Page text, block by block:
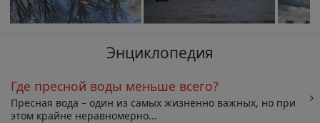
Энциклопедия
Где пресной воды меньше всего?
Пресная вода – один из самых жизненно важных, но при
этом крайне неравномерно...